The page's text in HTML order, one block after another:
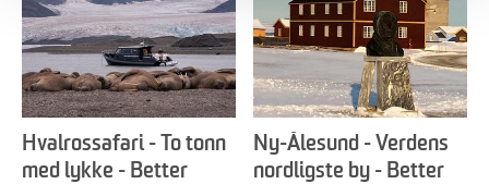
Hvalrossafari - To tonn
med lykke - Better
Ny-Ålesund - Verdens
nordligste by - Better